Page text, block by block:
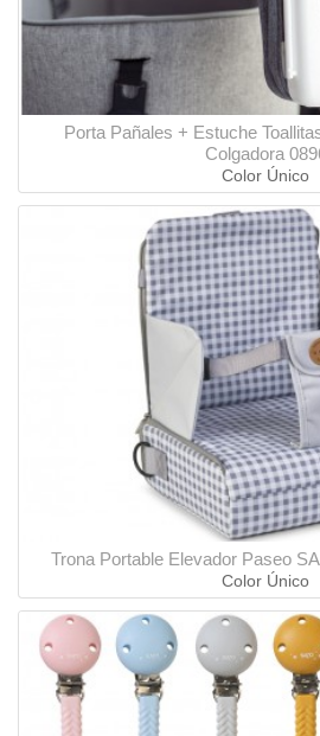
Porta Pañales + Estuche
Colgadora
Color Único
Trona Portable Elevador Paseo
Color Único